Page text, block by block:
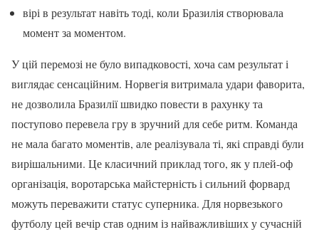
вірі в результат навіть тоді, коли Бразилія створювала
момент за моментом.
У цій перемозі не було випадковості, хоча сам результат і
виглядає сенсаційним. Норвегія витримала удари фаворита,
не дозволила Бразилії швидко повести в рахунку та
поступово перевела гру в зручний для себе ритм. Команда
не мала багато моментів, але реалізувала ті, які справді були
вирішальними. Це класичний приклад того, як у плей-оф
організація, воротарська майстерність і сильний форвард
можуть переважити статус суперника. Для норвезького
футболу цей вечір став одним із найважливіших у сучасній